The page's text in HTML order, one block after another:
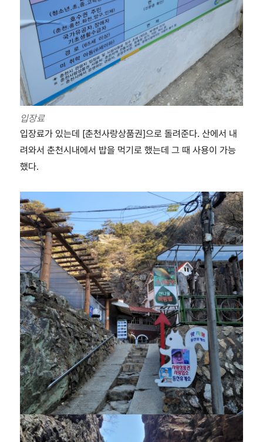
입장료
입장료가 있는데 [춘천사랑상품권]으로 돌려준다. 산에서 내
려와서 춘천시내에서 밥을 먹기로 했는데 그 때 사용이 가능
했다.